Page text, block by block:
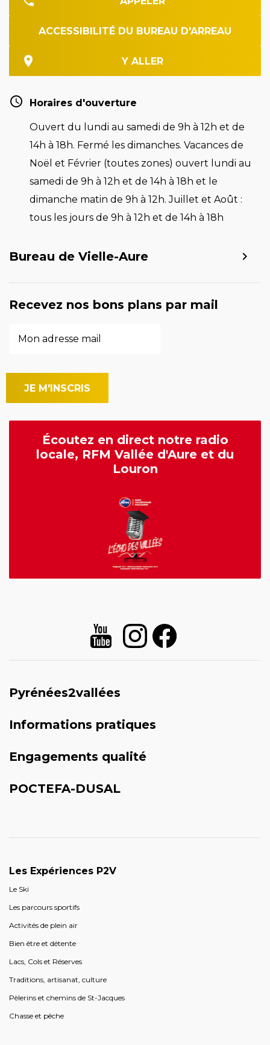
ACCESSIBILITÉ DU BUREAU D'ARREAU
Y ALLER
Horaires d'ouverture
Ouvert du lundi au samedi de 9h à 12h et de
14h à 18h. Fermé les dimanches. Vacances de
Noël et Février (toutes zones) ouvert lundi au
samedi de 9h à 12h et de 14h à 18h et le
dimanche matin de 9h à 12h. Juillet et Août :
tous les jours de 9h à 12h et de 14h à 18h
Bureau de Vielle-Aure
Recevez nos bons plans par mail
Écoutez en direct notre radio
locale, RFM Vallée d'Aure et du
Louron
Pyrénées2vallées
Informations pratiques
Engagements qualité
POCTEFA-DUSAL
Les Expériences P2V
Le Ski
Les parcours sportifs
Activités de plein air
Bien être et détente
Lacs, Cols et Réserves
Traditions, artisanat, culture
Pèlerins et chemins de St-Jacques
Chasse et pêche